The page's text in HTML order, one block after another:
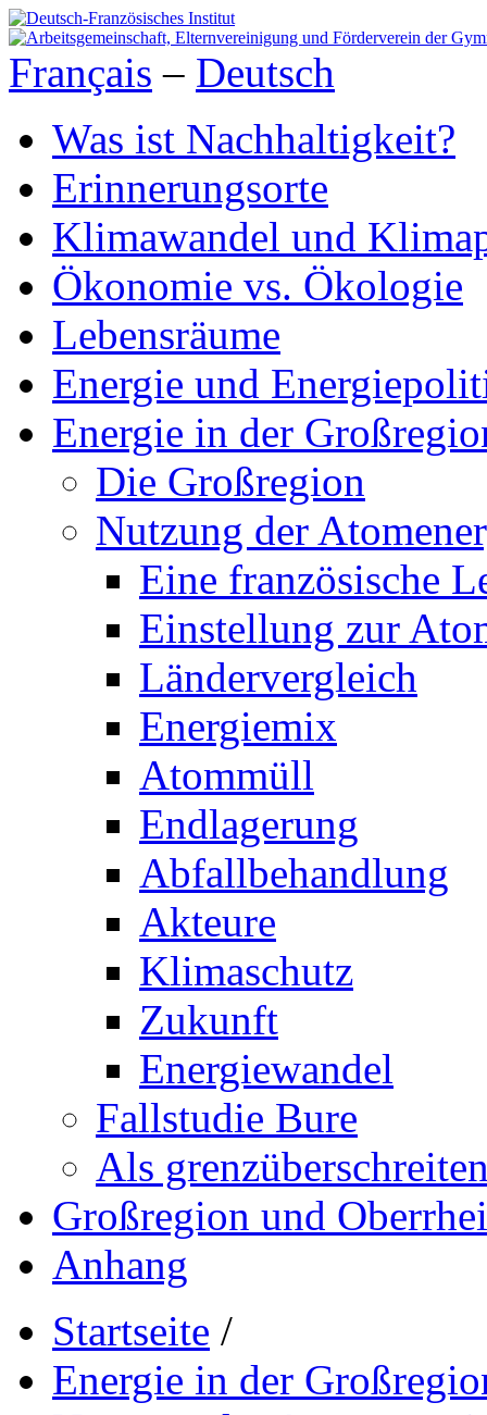
Français – Deutsch
Was ist Nachhaltigkeit?
Erinnerungsorte
Klimawandel und
Ökonomie vs. Ökologie
Lebensräume
Energie und
Energie in der
Die Großregion
Nutzung der
Eine französische
Einstellung zur
Ländervergleich
Energiemix
Atommüll
Endlagerung
Abfallbehandlung
Akteure
Klimaschutz
Zukunft
Energiewandel
Fallstudie Bure
Als
Großregion und
Anhang
Startseite /
Energie in der